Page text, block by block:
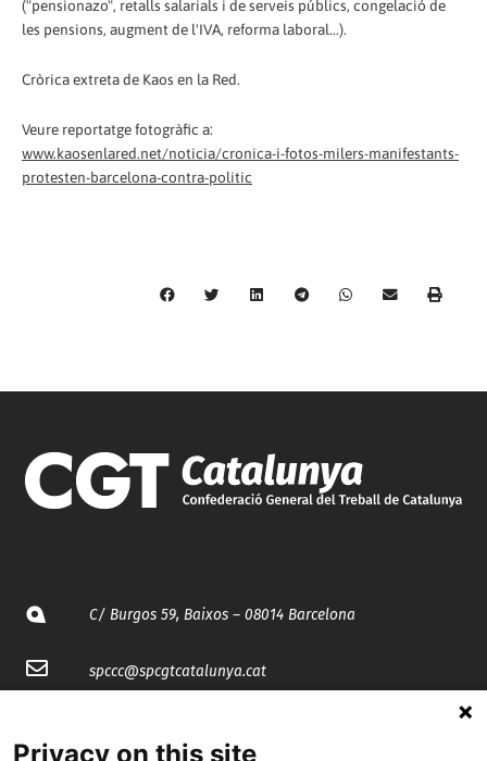
("pensionazo", retalls salarials i de serveis públics, congelació de
les pensions, augment de l'IVA, reforma laboral...).
Cròrica extreta de Kaos en la Red.
Veure reportatge fotogràfic a:
www.kaosenlared.net/noticia/cronica-i-fotos-milers-manifestants-
protesten-barcelona-contra-politic
C/ Burgos 59, Baixos – 08014 Barcelona
spccc@spcgtcatalunya.cat
Privacy on this site